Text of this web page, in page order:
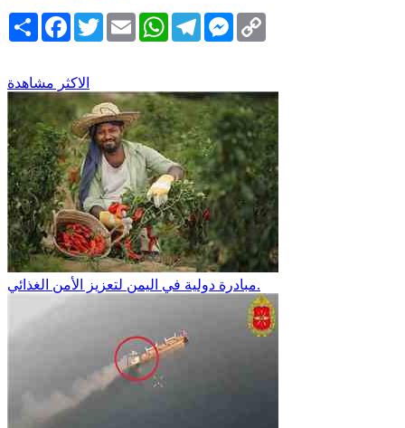
انشر Facebook
TwitterEmail WhatsAppTelegramMessenger
الاكثر مشاهدة
مبادرة دولية في اليمن لتعزيز الأمن الغذائي.